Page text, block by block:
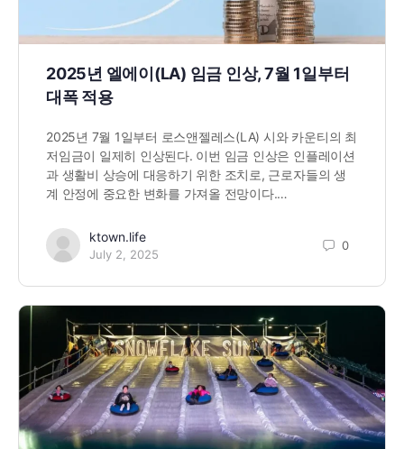
2025년 엘에이(LA) 임금 인상, 7월 1일부터
대폭 적용
2025년 7월 1일부터 로스앤젤레스(LA) 시와 카운티의 최
저임금이 일제히 인상된다. 이번 임금 인상은 인플레이션
과 생활비 상승에 대응하기 위한 조치로, 근로자들의 생
계 안정에 중요한 변화를 가져올 전망이다.…
ktown.life
July 2, 2025
0